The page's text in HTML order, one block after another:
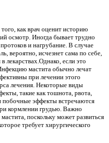
как врач оценит историю
осмотр. Иногда бывает трудно
и нагрубание. В случае
вероятно, исчезнет сама по себе,
лекарствах.Однако, если это
мастита обычно лечат
при лечении этого
лечения. Некоторые виды
такие как тошнота, рвота,
побочные эффекты встречаются
кормлении грудью. Важно
поскольку может развиться
требует хирургического